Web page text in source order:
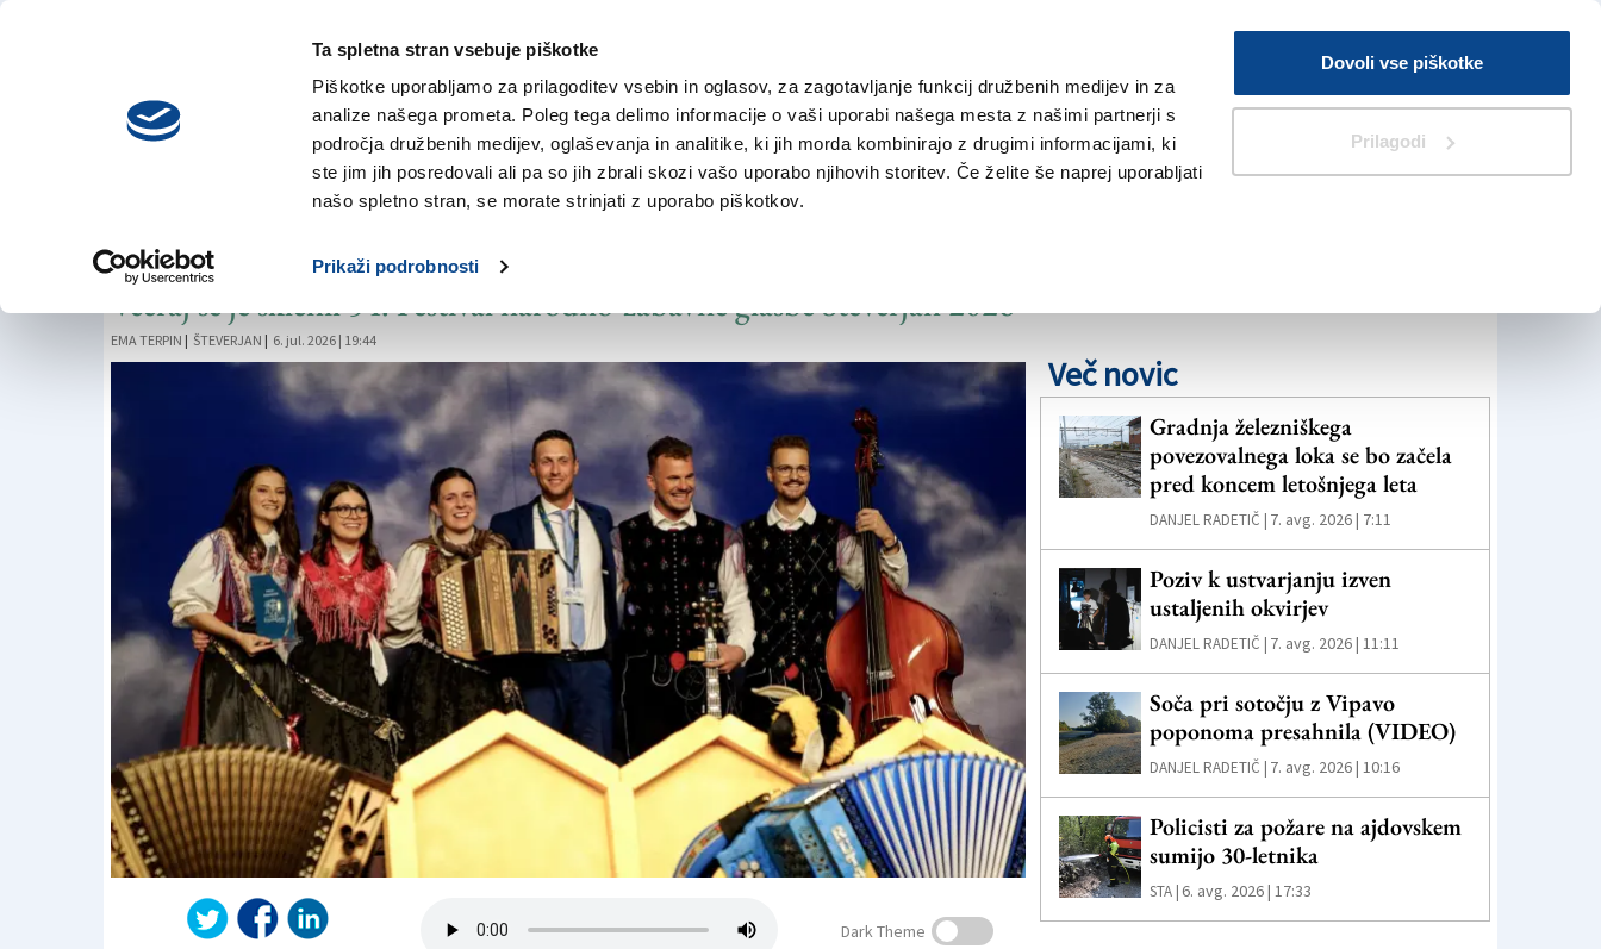
Ta spletna stran vsebuje piškotke
Piškotke uporabljamo za prilagoditev vsebin in oglasov, za zagotavljanje funkcij družbenih medijev in za
analize našega prometa. Poleg tega delimo informacije o vaši uporabi našega mesta z našimi partnerji s
področja družbenih medijev, oglaševanja in analitike, ki jih morda kombinirajo z drugimi informacijami, ki
ste jim jih posredovali ali pa so jih zbrali skozi vašo uporabo njihovih storitev. Če želite še naprej uporabljati
našo spletno stran, se morate strinjati z uporabo piškotkov.
Prikaži podrobnosti
Dovoli vse piškotke
Prilagodi
petek,
7. avgusta 2026
V Kioskih
Iskanje
NOVICE TRŽAŠKA GORIŠKA KULTURA ŠPORT ŠE
FESTIVAL ŠTEVERJAN
Pod Borovci slavil ansambel Obisk
Včeraj se je sklenil 54. Festival narodno-zabavne glasbe Števerjan 2026
EMA TERPIN | ŠTEVERJAN | 6. jul. 2026 | 19:44
Dark Theme
Več novic
Gradnja železniškega
povezovalnega loka se bo začela
pred koncem letošnjega leta
DANJEL RADETIČ | 7. avg. 2026 | 7:11
Poziv k ustvarjanju izven
ustaljenih okvirjev
DANJEL RADETIČ | 7. avg. 2026 | 11:11
Soča pri sotočju z Vipavo
poponoma presahnila (VIDEO)
DANJEL RADETIČ | 7. avg. 2026 | 10:16
Policisti za požare na ajdovskem
sumijo 30-letnika
STA | 6. avg. 2026 | 17:33